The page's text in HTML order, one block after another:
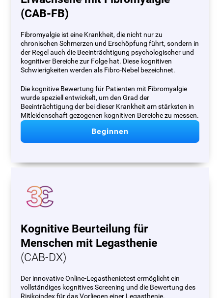
(CAB-FB)
Fibromyalgie ist eine Krankheit, die nicht nur zu
chronischen Schmerzen und Erschöpfung führt, sondern in
der Regel auch die Beeinträchtigung psychologischer und
kognitiver Bereiche zur Folge hat. Diese kognitiven
Schwierigkeiten werden als Fibro-Nebel bezeichnet.
Die kognitive Bewertung für Patienten mit Fibromyalgie
wurde speziell entwickelt, um den Grad der
Beeinträchtigung der bei dieser Krankheit am stärksten in
Mitleidenschaft gezogenen kognitiven Bereiche zu messen.
Beginnen
Kognitive Beurteilung für
Menschen mit Legasthenie
(CAB-DX)
Der innovative Online-Legasthenietest ermöglicht ein
vollständiges kognitives Screening und die Bewertung des
Risikoindex für das Vorliegen einer Legasthenie.